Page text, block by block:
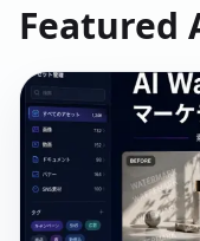
Featured